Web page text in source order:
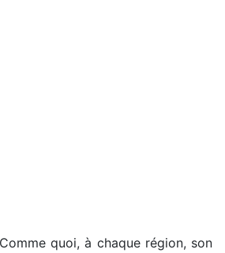
quoi, à chaque région, son